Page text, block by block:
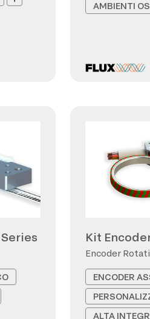
AMBIENTI
Kit
Encoder
ENCODER
ALTA